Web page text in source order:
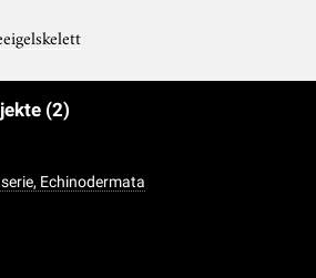
(2)
Echinodermata